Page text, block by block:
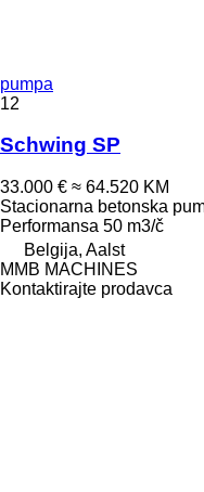
pumpa
12
Schwing SP
33.000 € ≈ 64.520 KM
Stacionarna betonska
Performansa 50 m3/č
Belgija, Aalst
MMB MACHINES
Kontaktirajte prodavca